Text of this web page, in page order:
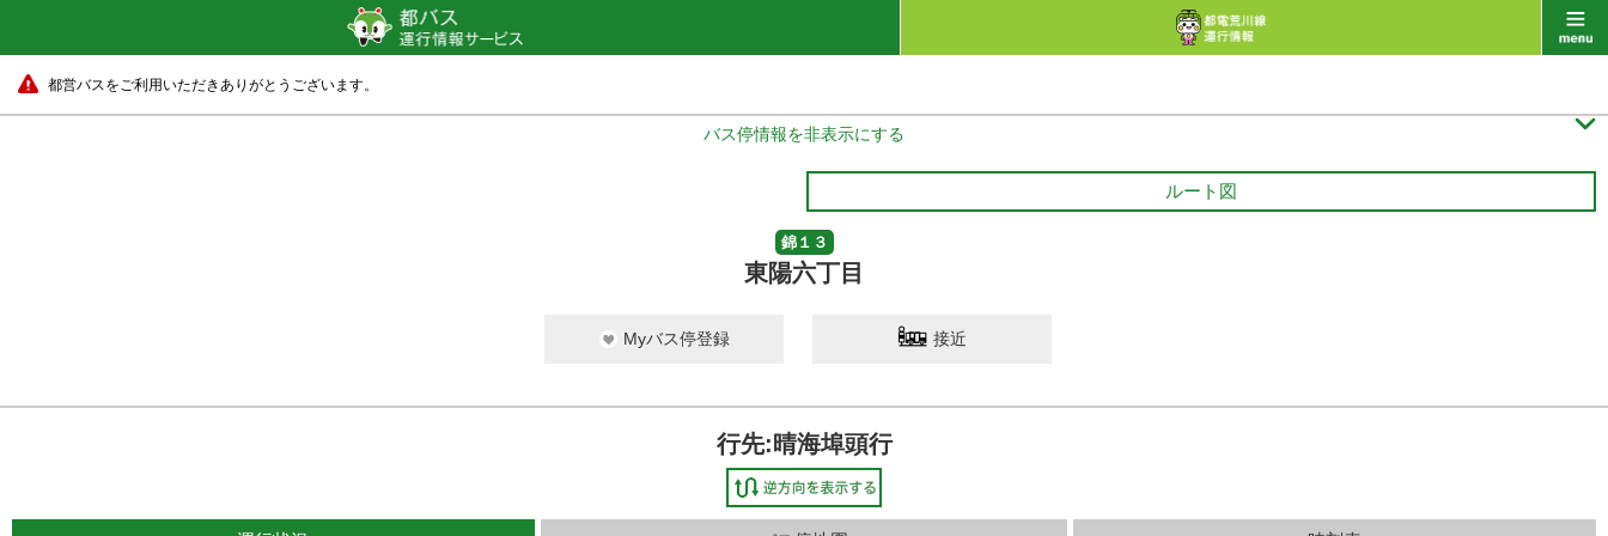
都営バスをご利用いただきありがとうございます。
バス停情報を非表示にする 
ルート図
錦１３
東陽六丁目
Myバス停登録 接近
行先:晴海埠頭行